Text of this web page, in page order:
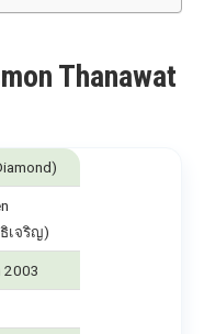
Thanawat
เจริญ)
2003